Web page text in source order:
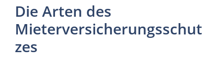
Die Arten des
Mieterversicherungsschut
zes